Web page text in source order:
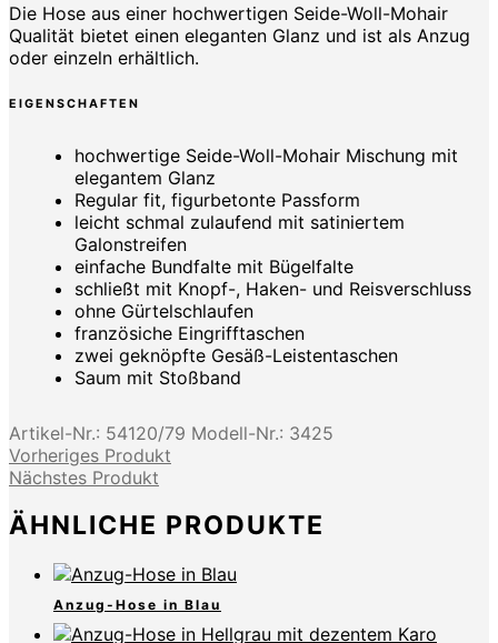
Die Hose aus einer hochwertigen Seide-Woll-Mohair
Qualität bietet einen eleganten Glanz und ist als Anzug
oder einzeln erhältlich.
EIGENSCHAFTEN
hochwertige Seide-Woll-Mohair Mischung mit
elegantem Glanz
Regular fit, figurbetonte Passform
leicht schmal zulaufend mit satiniertem
Galonstreifen
einfache Bundfalte mit Bügelfalte
schließt mit Knopf-, Haken- und Reisverschluss
ohne Gürtelschlaufen
französiche Eingrifftaschen
zwei geknöpfte Gesäß-Leistentaschen
Saum mit Stoßband
Artikel-Nr.: 54120/79 Modell-Nr.: 3425
Vorheriges Produkt
Nächstes Produkt
ÄHNLICHE PRODUKTE
Anzug-Hose in Blau